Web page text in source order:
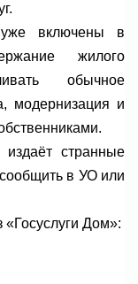
включены в
жилого
обычное
модернизация и
странные
в УО или
Дом»: